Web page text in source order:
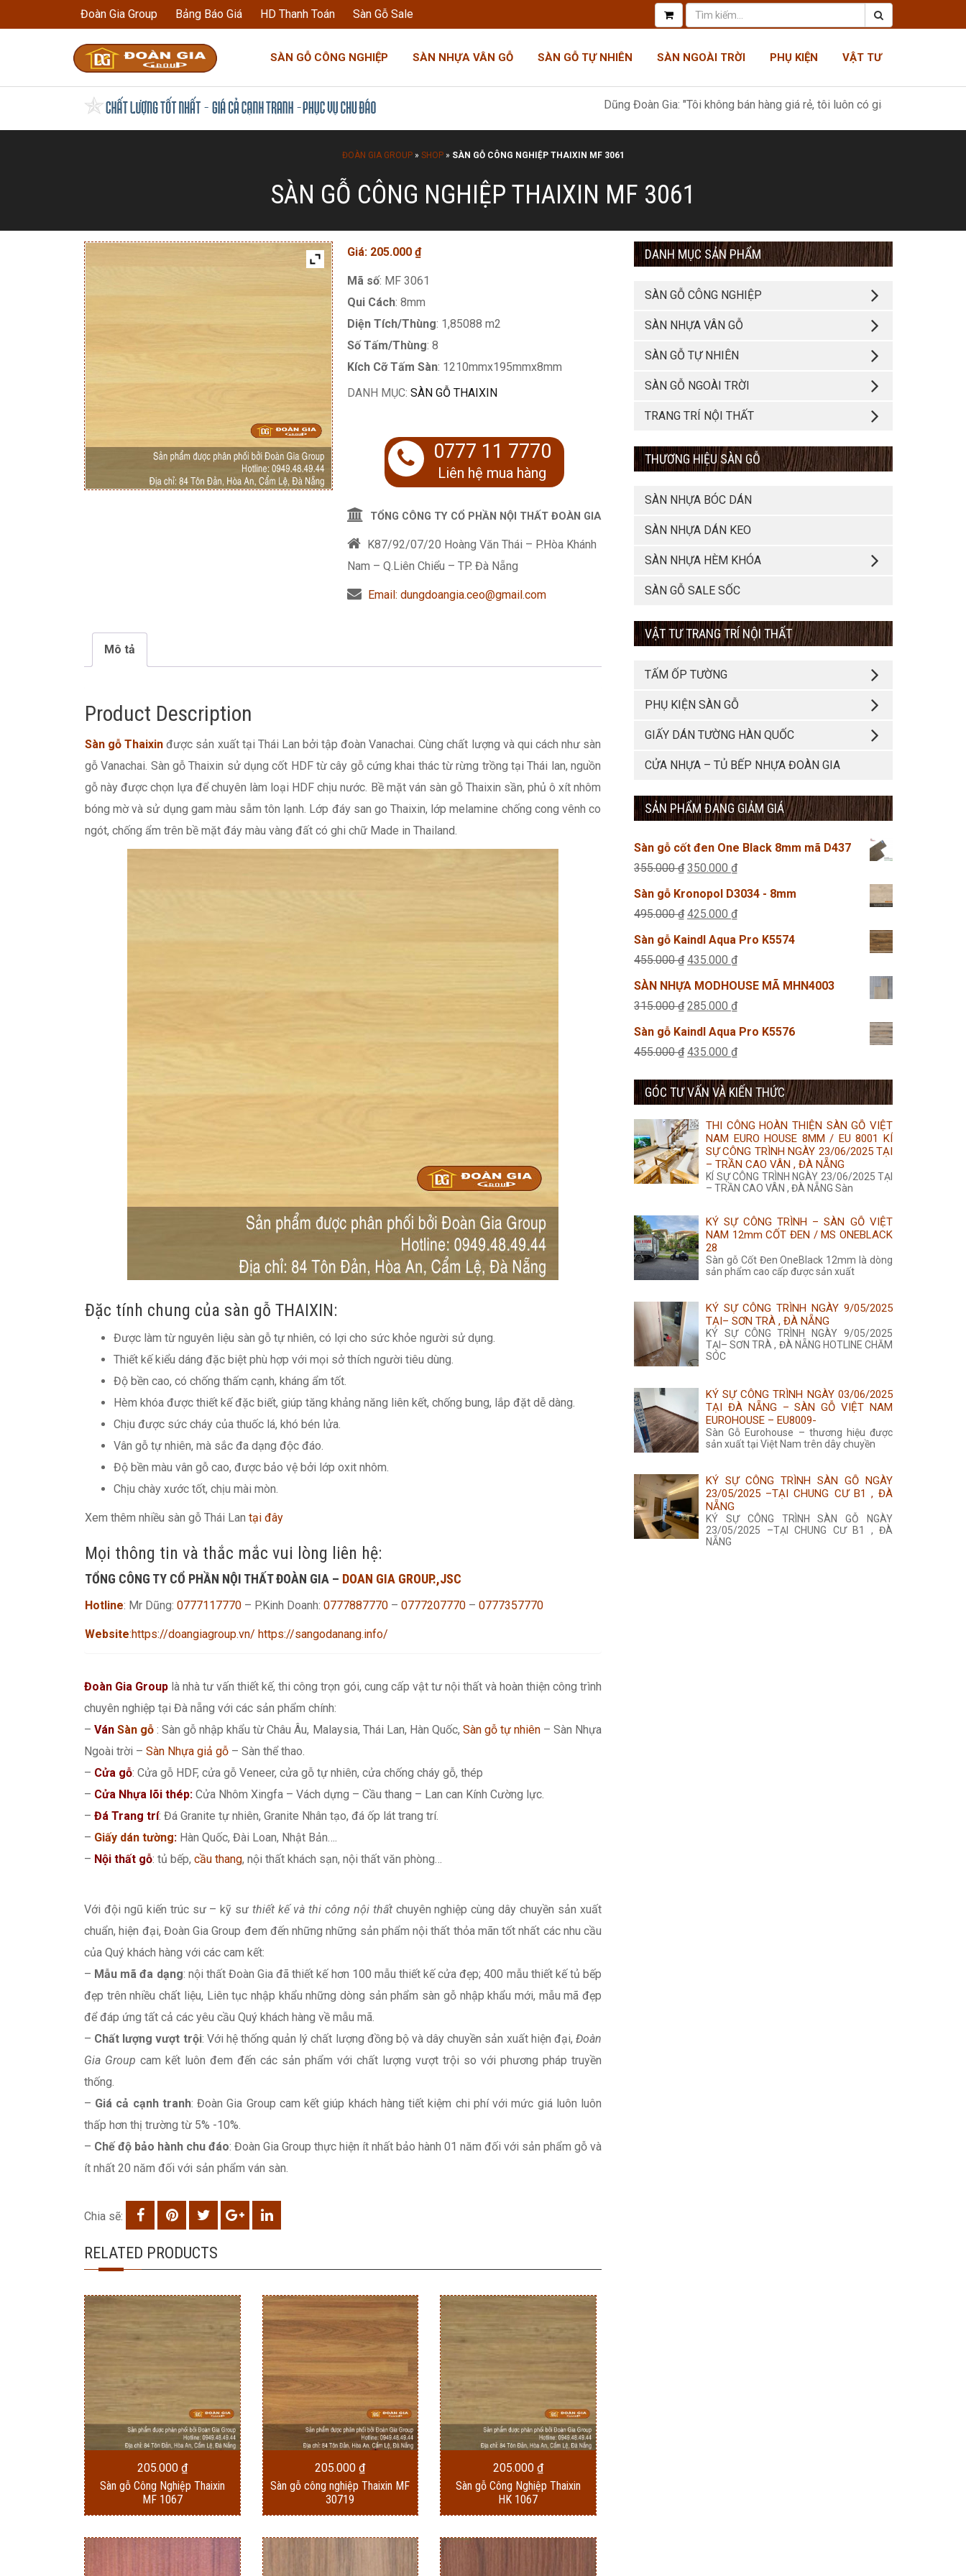
Đoàn Gia Group Bảng Báo Giá HD Thanh Toán Sàn Gỗ Sale
SÀN GỖ CÔNG NGHIỆP SÀN NHỰA VÂN GỖ SÀN GỖ TỰ NHIÊN SÀN NGOÀI TRỜI PHỤ KIỆN VẬT TƯ
Dũng Đoàn Gia: "Tôi không bán hàng giá rẻ, tôi luôn có giá tốt nhất, như một món
ĐOÀN GIA GROUP» SHOP» SÀN GỖ CÔNG NGHIỆP THAIXIN MF 3061
SÀN GỖ CÔNG NGHIỆP THAIXIN MF 3061
Giá: 205.000 ₫
Mã số: MF 3061
Qui Cách: 8mm
Diện Tích/Thùng: 1,85088 m2
Số Tấm/Thùng: 8
Kích Cỡ Tấm Sàn: 1210mmx195mmx8mm
DANH MỤC: SÀN GỖ THAIXIN
0777 11 7770
Liên hệ mua hàng
TỔNG CÔNG TY CỔ PHẦN NỘI THẤT ĐOÀN GIA
K87/92/07/20 Hoàng Văn Thái – P.Hòa Khánh
Nam – Q.Liên Chiểu – TP. Đà Nẵng
Email: dungdoangia.ceo@gmail.com
Mô tả
Product Description
Sàn gỗ Thaixin được sản xuất tại Thái Lan bởi tập đoàn Vanachai. Cùng chất lượng và qui cách như sàn
gỗ Vanachai. Sàn gỗ Thaixin sử dụng cốt HDF từ cây gỗ cứng khai thác từ rừng trồng tại Thái lan, nguồn
gỗ này được chọn lựa để chuyên làm loại HDF chịu nước. Bề mặt ván sàn gỗ Thaixin sần, phủ ô xít nhôm
bóng mờ và sử dụng gam màu sẫm tôn lạnh. Lớp đáy san go Thaixin, lớp melamine chống cong vênh co
ngót, chống ẩm trên bề mặt đáy màu vàng đất có ghi chữ Made in Thailand.
Đặc tính chung của sàn gỗ THAIXIN:
Được làm từ nguyên liệu sàn gỗ tự nhiên, có lợi cho sức khỏe người sử dụng.
Thiết kế kiểu dáng đặc biệt phù hợp với mọi sở thích người tiêu dùng.
Độ bền cao, có chống thấm cạnh, kháng ẩm tốt.
Hèm khóa được thiết kế đặc biết, giúp tăng khảng năng liên kết, chống bung, lắp đặt dễ dàng.
Chịu được sức cháy của thuốc lá, khó bén lửa.
Vân gỗ tự nhiên, mà sắc đa dạng độc đáo.
Độ bền màu vân gỗ cao, được bảo vệ bởi lớp oxit nhôm.
Chịu chày xước tốt, chịu mài mòn.
Xem thêm nhiều sàn gỗ Thái Lan tại đây
Mọi thông tin và thắc mắc vui lòng liên hệ:
TỔNG CÔNG TY CỔ PHẦN NỘI THẤT ĐOÀN GIA – DOAN GIA GROUP.,JSC
Hotline: Mr Dũng: 0777117770 – P.Kinh Doanh: 0777887770 – 0777207770 – 0777357770
Website:https://doangiagroup.vn/ https://sangodanang.info/
Đoàn Gia Group là nhà tư vấn thiết kế, thi công trọn gói, cung cấp vật tư nội thất và hoàn thiện công trình
chuyên nghiệp tại Đà nẵng với các sản phẩm chính:
–VánSàn gỗ : Sàn gỗ nhập khẩu từ Châu Âu, Malaysia, Thái Lan, Hàn Quốc, Sàn gỗ tự nhiên– Sàn Nhựa
Ngoài trời – Sàn Nhựa giả gỗ – Sàn thể thao.
– Cửa gỗ: Cửa gỗ HDF, cửa gỗ Veneer, cửa gỗ tự nhiên, cửa chống cháy gỗ, thép
– Cửa Nhựa lõi thép: Cửa Nhôm Xingfa – Vách dựng – Cầu thang – Lan can Kính Cường lực.
– Đá Trang trí: Đá Granite tự nhiên, Granite Nhân tạo, đá ốp lát trang trí.
– Giấy dán tường: Hàn Quốc, Đài Loan, Nhật Bản….
– Nội thất gỗ: tủ bếp, cầu thang, nội thất khách sạn, nội thất văn phòng…
Với đội ngũ kiến trúc sư – kỹ sưthiết kế và thi công nội thấtchuyên nghiệp cùng dây chuyền sản xuất
chuẩn, hiện đại, Đoàn Gia Group đem đến những những sản phẩm nội thất thỏa mãn tốt nhất các nhu cầu
của Quý khách hàng với các cam kết:
– Mẫu mã đa dạng: nội thất Đoàn Gia đã thiết kế hơn 100 mẫu thiết kế cửa đẹp; 400 mẫu thiết kế tủ bếp
đẹp trên nhiều chất liệu, Liên tục nhập khẩu những dòng sản phẩm sàn gỗ nhập khẩu mới, mẫu mã đẹp
để đáp ứng tất cả các yêu cầu Quý khách hàng về mẫu mã.
– Chất lượng vượt trội: Với hệ thống quản lý chất lượng đồng bộ và dây chuyền sản xuất hiện đại,Đoàn
Gia Group cam kết luôn đem đến các sản phẩm với chất lượng vượt trội so với phương pháp truyền
thống.
– Giá cả cạnh tranh: Đoàn Gia Group cam kết giúp khách hàng tiết kiệm chi phí với mức giá luôn luôn
thấp hơn thị trường từ 5% -10%.
– Chế độ bảo hành chu đáo: Đoàn Gia Group thực hiện ít nhất bảo hành 01 năm đối với sản phẩm gỗ và
ít nhất 20 năm đối với sản phẩm ván sàn.
Chia sẽ:
RELATED PRODUCTS
205.000 ₫
Sàn gỗ Công Nghiệp Thaixin
MF 1067
205.000₫
Sàn gỗ công nghiệp Thaixin MF
30719
205.000 ₫
Sàn gỗ Công Nghiệp Thaixin
HK 1067
DANH MỤC SẢN PHẨM
SÀN GỖ CÔNG NGHIỆP
SÀN NHỰA VÂN GỖ
SÀN GỖ TỰ NHIÊN
SÀN GỖ NGOÀI TRỜI
TRANG TRÍ NỘI THẤT
THƯƠNG HIỆU SÀN GỖ
SÀN NHỰA BÓC DÁN
SÀN NHỰA DÁN KEO
SÀN NHỰA HÈM KHÓA
SÀN GỖ SALE SỐC
VẬT TƯ TRANG TRÍ NỘI THẤT
TẤM ỐP TƯỜNG
PHỤ KIỆN SÀN GỖ
GIẤY DÁN TƯỜNG HÀN QUỐC
CỬA NHỰA – TỦ BẾP NHỰA ĐOÀN GIA
SẢN PHẨM ĐANG GIẢM GIÁ
Sàn gỗ cốt đen One Black 8mm mã D437
355.000₫ Giá
là:
350.000 ₫Giá
hiện
tại
350.000 ₫.
Sàn gỗ Kronopol D3034 - 8mm
495.000₫ Giá
gốc
là:
425.000 ₫Giá
hiện
tại
425.000 ₫.
Sàn gỗ Kaindl Aqua Pro K5574
455.000₫ Giá
gốc
là:
435.000 ₫Giá
hiện
tại
435.000 ₫.
SÀN NHỰA MODHOUSE MÃ MHN4003
315.000₫ Giá
gốc
là:
285.000 ₫Giá
hiện
tại
285.000 ₫.
Sàn gỗ Kaindl Aqua Pro K5576
455.000₫ Giá
là:
435.000 ₫Giá
tại
435.000 ₫.
GÓC TƯ VẤN VÀ KIẾN THỨC
THI CÔNG HOÀN THIỆN SÀN GỖ VIỆT
NAM EURO HOUSE 8MM / EU 8001 KÍ
SỰ CÔNG TRÌNH NGÀY 23/06/2025 TẠI
– TRẦN CAO VÂN , ĐÀ NẴNG
KÍ SỰ CÔNG TRÌNH NGÀY 23/06/2025 TẠI
– TRẦN CAO VÂN , ĐÀ NẴNG Sàn
KÝ SỰ CÔNG TRÌNH – SÀN GỖ VIỆT
NAM 12mm CỐT ĐEN / MS ONEBLACK
28
Sàn gỗ Cốt Đen OneBlack 12mm là dòng
sản phẩm cao cấp được sản xuất
KÝ SỰ CÔNG TRÌNH NGÀY 9/05/2025
TẠI– SƠN TRÀ , ĐÀ NẴNG
KÝ SỰ CÔNG TRÌNH NGÀY 9/05/2025
TẠI– SƠN TRÀ , ĐÀ NẴNG HOTLINE CHĂM
SÓC
KÝ SỰ CÔNG TRÌNH NGÀY 03/06/2025
TẠI ĐÀ NẴNG – SÀN GỖ VIỆT NAM
EUROHOUSE – EU8009-
Sàn Gỗ Eurohouse – thương hiệu được
sản xuất tại Việt Nam trên dây chuyền
KÝ SỰ CÔNG TRÌNH SÀN GỖ NGÀY
23/05/2025 –TẠI CHUNG CƯ B1 , ĐÀ
NẴNG
KÝ SỰ CÔNG TRÌNH SÀN GỖ NGÀY
23/05/2025 –TẠI CHUNG CƯ B1 , ĐÀ
NẴNG